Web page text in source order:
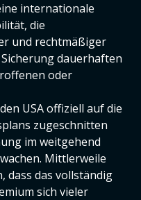
internationale
die
und rechtmäßiger
dauerhaften
oder
USA offiziell auf die
zugeschnitten
im weitgehend
Mittlerweile
dass das vollständig
sich vieler